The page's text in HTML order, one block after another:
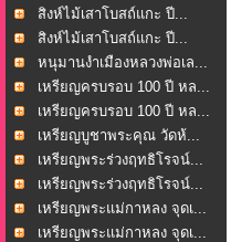
หล... สิงห์ไม้เสาโบสถ์แกะ ปี...
สิงห์ไม้เสาโบสถ์แกะ ปี...
หนุมานงำเมืองหลวงพ่อเล...
เหรียญครบรอบ 100 ปี หล...
เหรียญครบรอบ 100 ปี หล...
เหรียญบูชาพระคุณ วัดห้...
เหรียญพระร่วงฤทธิโรจน์...
เหรียญพระร่วงฤทธิโรจน์...
เหรียญพระแม่กาหลง จุดเ...
เหรียญพระแม่กาหลง จุดเ...